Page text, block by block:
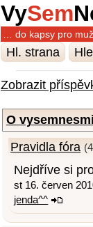
VySem
… do kapsy pro
Hl. strana
Zobrazit
O
Pravidla fóra
Nejdříve si
st 16. červen
jenda^^